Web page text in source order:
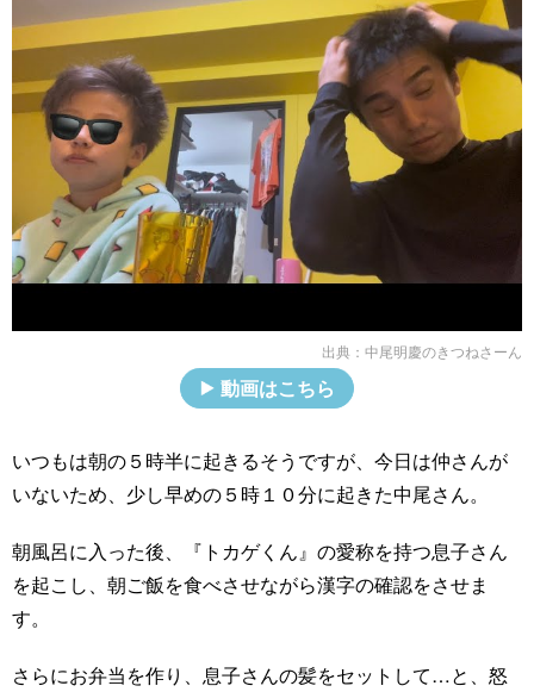
出典： 中尾明慶のきつねさーん
動画はこちら
いつもは朝の５時半に起きるそうですが、今日は仲さんが
いないため、少し早めの５時１０分に起きた中尾さん。
朝風呂に入った後、『トカゲくん』の愛称を持つ息子さん
を起こし、朝ご飯を食べさせながら漢字の確認をさせま
す。
さらにお弁当を作り、息子さんの髪をセットして…と、怒